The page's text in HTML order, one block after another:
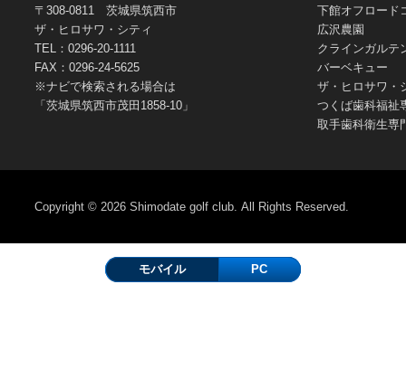
〒308-0811 茨城県筑西市
ザ・ヒロサワ・シティ
TEL：0296-20-1111
FAX：0296-24-5625
※ナビで検索される場合は
「茨城県筑西市茂田1858-10」
下館オフロード
広沢農園
クラインガルテ
バーベキュー
ザ・ヒロサワ・
つくば歯科福祉
取手歯科衛生専
Copyright © 2026 Shimodate golf club. All Rights Reserved.
モバイル PC